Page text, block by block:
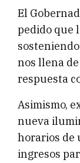
El
pedido que
nos llena
respuesta
Asimismo,
nueva
horarios de
ingresos